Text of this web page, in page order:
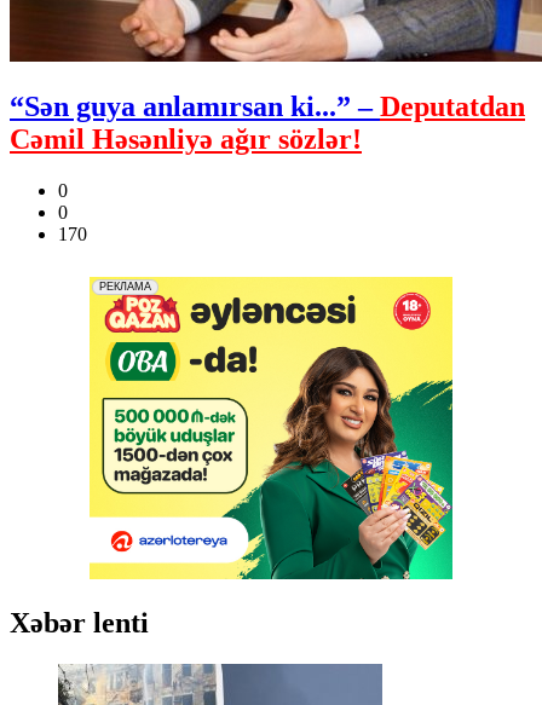
“Sən guya anlamırsan ki...” –Deputatdan
Cəmil Həsənliyə ağır sözlər!
0
0
170
Xəbər lenti